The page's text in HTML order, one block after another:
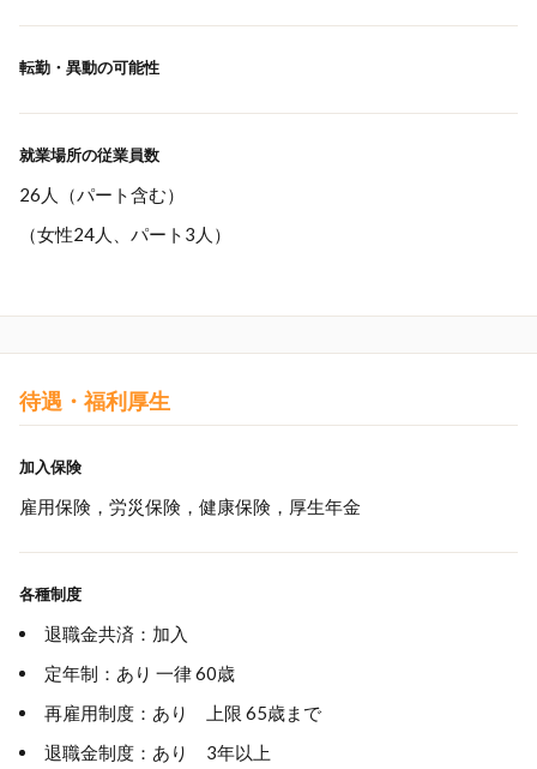
転勤・異動の可能性
就業場所の従業員数
26人（パート含む）
（女性24人、パート3人）
待遇・福利厚生
加入保険
雇用保険，労災保険，健康保険，厚生年金
各種制度
退職金共済：加入
定年制：あり 一律 60歳
再雇用制度：あり 上限 65歳まで
退職金制度：あり 3年以上